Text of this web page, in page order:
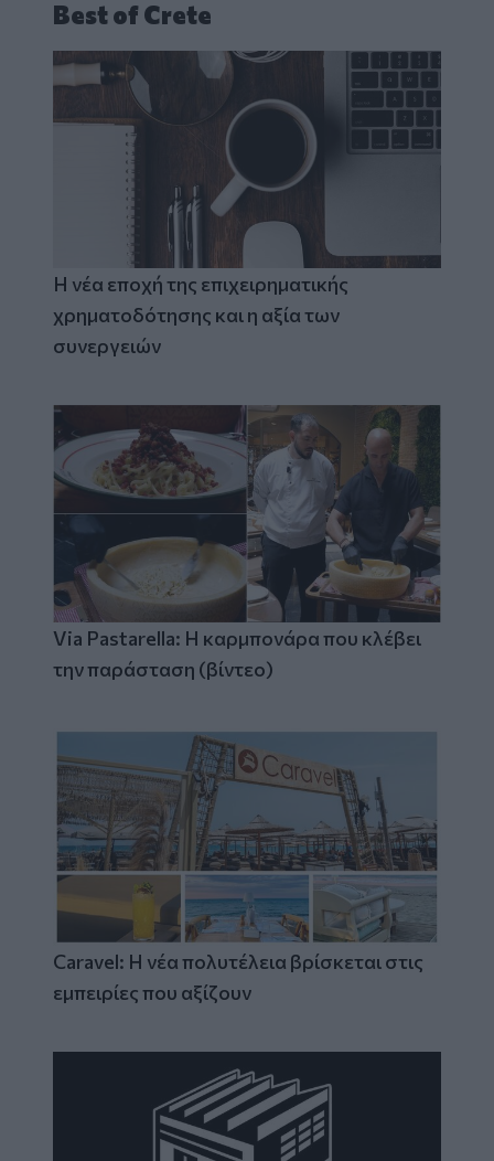
Best of Crete
Η νέα εποχή της επιχειρηματικής
χρηματοδότησης και η αξία των
συνεργειών
Via Pastarella: Η καρμπονάρα που κλέβει
την παράσταση (βίντεο)
Caravel: Η νέα πολυτέλεια βρίσκεται στις
εμπειρίες που αξίζουν